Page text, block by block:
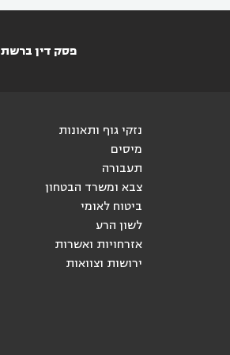
פסק דין ברשת
נזקי גוף ותאונות
מיסים
תעבורה
צבא ומשרד הבטחון
ביטוח לאומי
לשון הרע
אזרחויות ואשרות
ירושות וצוואות